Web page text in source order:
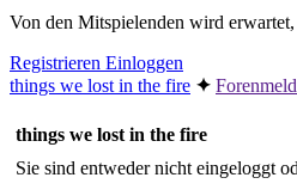
Von den Mitspielenden wird
Registrieren Einloggen
things we lost in the fire ✦︎
things we lost in the fire
Sie sind entweder nicht eingeloggt